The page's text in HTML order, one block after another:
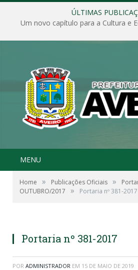
ÚLTIMAS
Um novo capítulo para a Cultura e
MENU
Home » Publicações Oficiais »
OUTUBRO/2017
» Portaria nº 381-2017
Portaria nº 381-2017
POR ADMINISTRADOR EM 15 DE MAIO DE 2019